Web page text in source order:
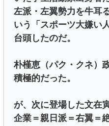
左派・左翼勢力を牛耳
いう「スポーツ大嫌い
台頭したのだ。
朴槿恵（パク・クネ）
積極的だった。
が、次に登場した文在
企業＝親日派＝右翼＝